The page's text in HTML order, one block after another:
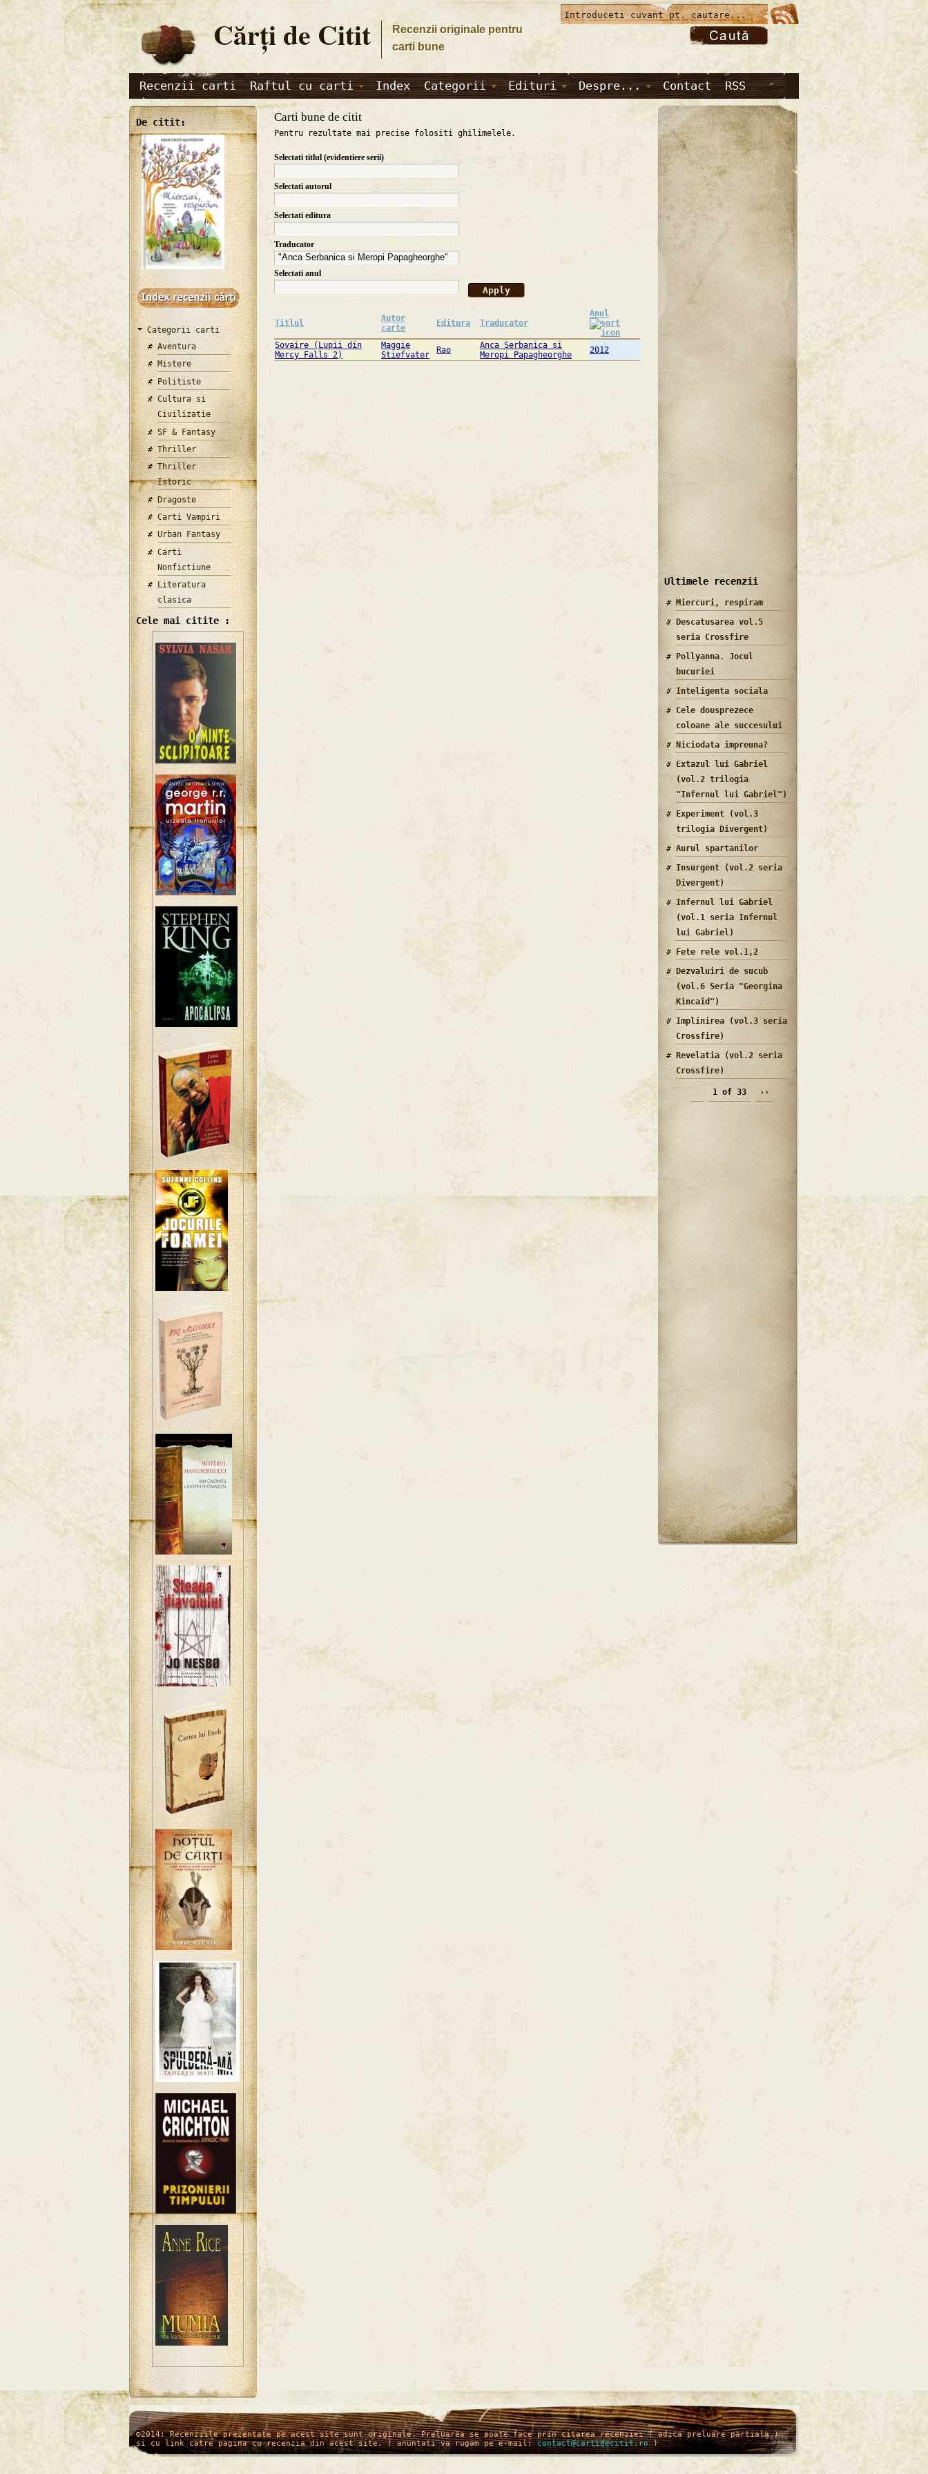
Cărţi de Citit
Recenzii originale pentru
carti bune
Recenzii carti Raftul cu carti Index Categorii Edituri Despre... Contact RSS
De citit:
Categorii carti
Aventura
Mistere
Politiste
Cultura si
Civilizatie
SF & Fantasy
Thriller
Thriller
Istoric
Dragoste
Carti Vampiri
Urban Fantasy
Carti
Nonfictiune
Literatura
clasica
Cele mai citite :
Carti bune de citit
Pentru rezultate mai precise folositi ghilimelele.
Selectati titlul (evidentiere serii)
Selectati autorul
Selectati editura
Traducator
Selectati anul
Titlul
Autor
carte
Editura Traducator
Anul
Sovaire (Lupii din
Mercy Falls 2)
Maggie
Stiefvater
Rao
Anca Serbanica si
Meropi Papagheorghe
2012
Ultimele recenzii
Miercuri, respiram
Descatusarea vol.5
seria Crossfire
Pollyanna. Jocul
bucuriei
Inteligenta sociala
Cele dousprezece
coloane ale succesului
Niciodata impreuna?
Extazul lui Gabriel
(vol.2 trilogia
"Infernul lui Gabriel")
Experiment (vol.3
trilogia Divergent)
Aurul spartanilor
Insurgent (vol.2 seria
Divergent)
Infernul lui Gabriel
(vol.1 seria Infernul
lui Gabriel)
Fete rele vol.1,2
Dezvaluiri de sucub
(vol.6 Seria "Georgina
Kincaid")
Implinirea (vol.3 seria
Crossfire)
Revelatia (vol.2 seria
Crossfire)
1 of 33 ››
/* */
©2014: Recenziile prezentate pe acest site sunt originale. Preluarea se poate face prin citarea recenziei ( adica preluare partiala )
si cu link catre pagina cu recenzia din acest site. ( anuntati va rugam pe e-mail:contact@cartidecitit.ro)